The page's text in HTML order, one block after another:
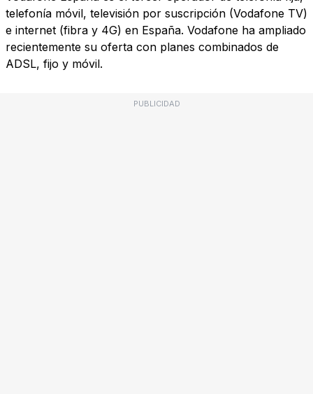
telefonía móvil, televisión por suscripción (Vodafone TV)
e internet (fibra y 4G) en España. Vodafone ha ampliado
recientemente su oferta con planes combinados de
ADSL, fijo y móvil.
PUBLICIDAD